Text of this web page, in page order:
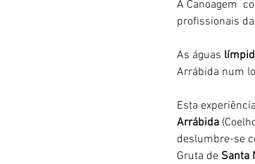
A Canoagem
profissionais da
As águas
Arrábida num
Esta
Arrábida
deslumbre-se
Gruta de Santa